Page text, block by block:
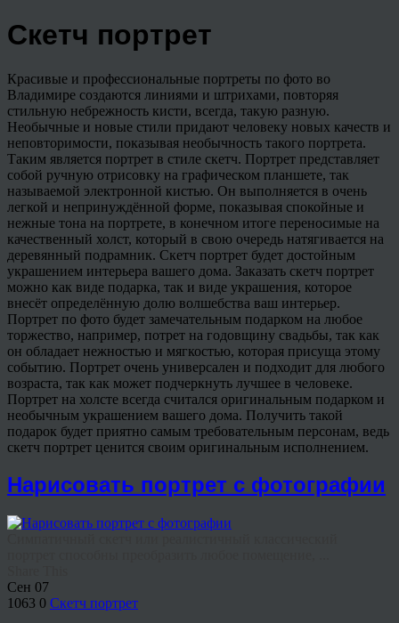
Скетч портрет
Красивые и профессиональные портреты по фото во
Владимире создаются линиями и штрихами, повторяя
стильную небрежность кисти, всегда, такую разную.
Необычные и новые стили придают человеку новых качеств и
неповторимости, показывая необычность такого портрета.
Таким является портрет в стиле скетч. Портрет представляет
собой ручную отрисовку на графическом планшете, так
называемой электронной кистью. Он выполняется в очень
легкой и непринуждённой форме, показывая спокойные и
нежные тона на портрете, в конечном итоге переносимые на
качественный холст, который в свою очередь натягивается на
деревянный подрамник. Скетч портрет будет достойным
украшением интерьера вашего дома. Заказать скетч портрет
можно как виде подарка, так и виде украшения, которое
внесёт определённую долю волшебства ваш интерьер.
Портрет по фото будет замечательным подарком на любое
торжество, например, потрет на годовщину свадьбы, так как
он обладает нежностью и мягкостью, которая присуща этому
событию. Портрет очень универсален и подходит для любого
возраста, так как может подчеркнуть лучшее в человеке.
Портрет на холсте всегда считался оригинальным подарком и
необычным украшением вашего дома. Получить такой
подарок будет приятно самым требовательным персонам, ведь
скетч портрет ценится своим оригинальным исполнением.
Нарисовать портрет с фотографии
Сен 07
1063 0 Скетч портрет